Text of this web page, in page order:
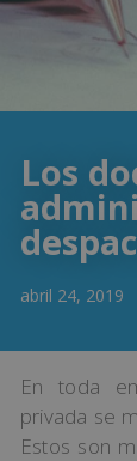
Los
abril 24, 2019
En toda
privada se
Estos son